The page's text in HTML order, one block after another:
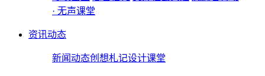
· 无声课堂
资讯动态
新闻动态创想札记设计课堂